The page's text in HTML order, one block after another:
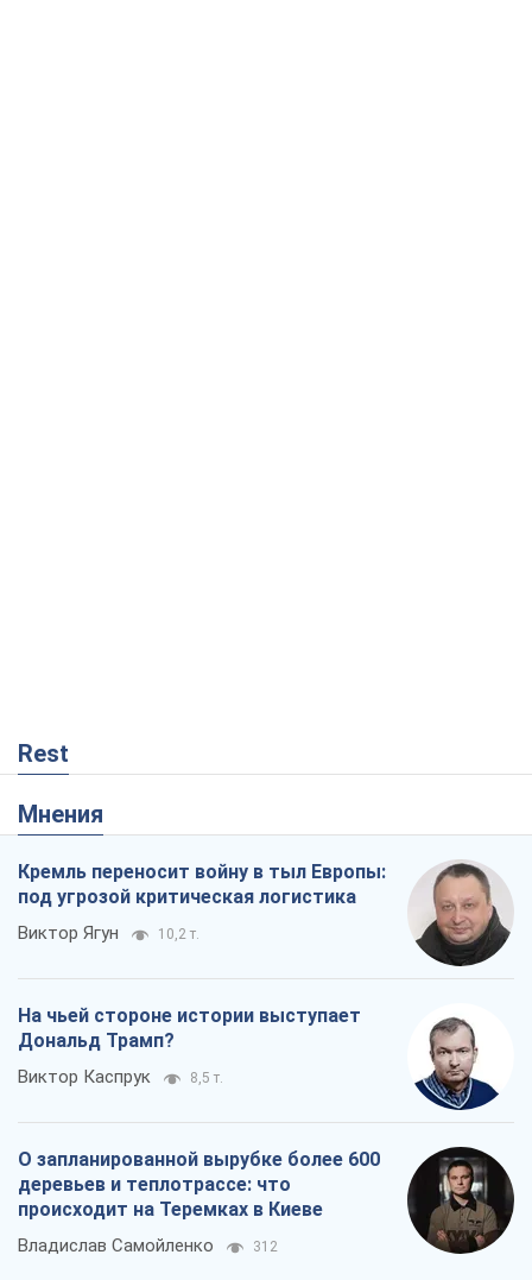
Rest
Мнения
Кремль переносит войну в тыл Европы:
под угрозой критическая логистика
Виктор Ягун 10,2 т.
На чьей стороне истории выступает
Дональд Трамп?
Виктор Каспрук 8,5 т.
О запланированной вырубке более 600
деревьев и теплотрассе: что
происходит на Теремках в Киеве
Владислав Самойленко 312